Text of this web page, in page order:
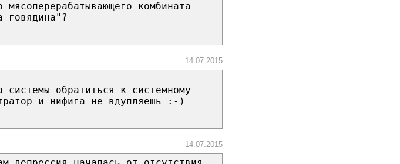
комбината
говядина"?
14.07.2015
обратиться к системному
и нифига не вдупляешь :-)
14.07.2015